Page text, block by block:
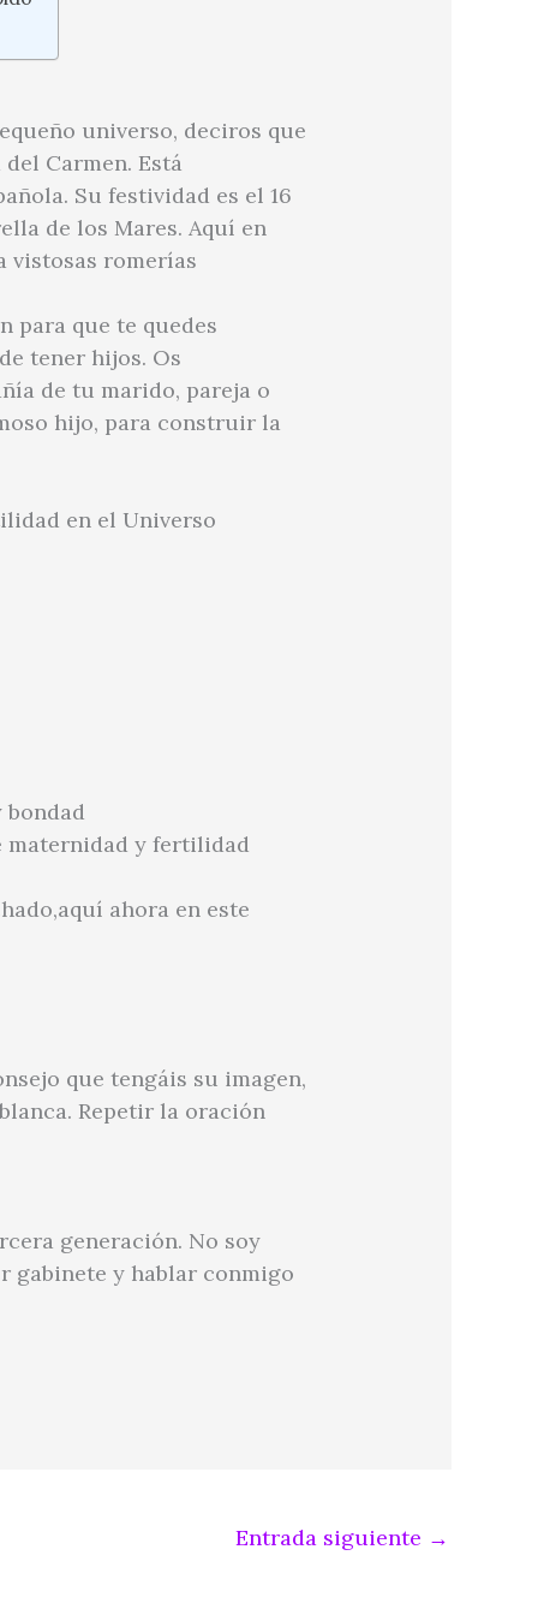
universo, deciros que
Carmen. Está
Su festividad es el 16
de los Mares. Aquí en
vistosas romerías
para que te quedes
tener hijos. Os
de tu marido, pareja o
hijo, para construir la
en el Universo
bondad
maternidad y fertilidad
ahora en este
que tengáis su imagen,
Repetir la oración
generación. No soy
gabinete y hablar conmigo
Entrada siguiente →